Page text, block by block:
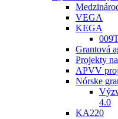
VEGA
KEGA
Grantová
Projekty
APVV
Nórske
4.0
KA220